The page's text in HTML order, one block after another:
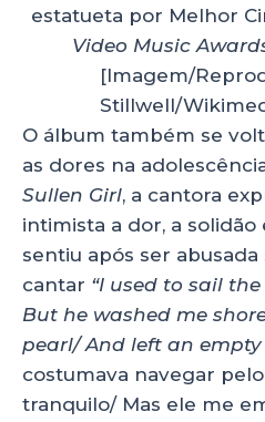
estatueta por Melhor
Video Music
[Imagem/
Stillwell/
O álbum também se
as dores na
Sullen Girl, a cantora
intimista a dor, a
sentiu após ser
cantar “I used to sail
But he washed me
pearl/ And left an empty
costumava navegar
tranquilo/ Mas ele me